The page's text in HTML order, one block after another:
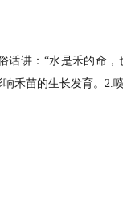
讲：“水是禾的命，
禾苗的生长发育。2.